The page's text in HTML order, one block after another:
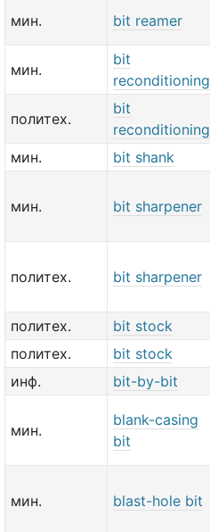
мин. bit reamer
мин.
bit
reconditioning
политех.
bit
reconditioning
мин. bit shank
мин. bit sharpener
политех. bit sharpener
политех.
bit stock
политех.
bit stock
инф.
bit-by-bit
мин.
blank-casing
bit
мин. blast-hole bit